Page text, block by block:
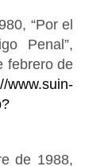
“Por el
Penal”,
febrero de
www.suin-
de 1988,